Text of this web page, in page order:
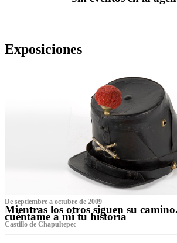
Exposiciones
De septiembre a octubre de 2009
Mientras los otros siguen su
cuéntame a mí tu historia
Castillo de Chapultepec